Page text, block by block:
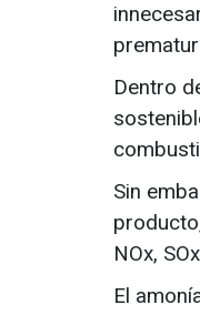
Dentro
Sin
NOx,
El